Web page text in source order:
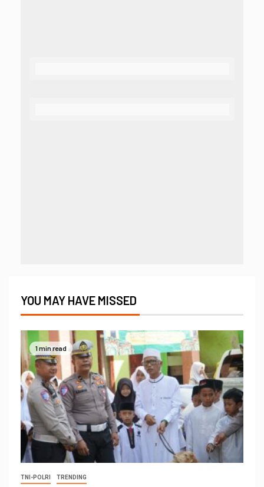
YOU MAY HAVE MISSED
1 min read
TNI-POLRI TRENDING